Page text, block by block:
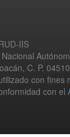
IIS
C. P.
con fines
con el